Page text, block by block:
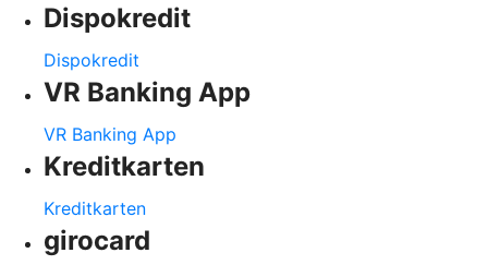
Dispokredit
Dispokredit
VR Banking App
VR Banking App
Kreditkarten
Kreditkarten
girocard